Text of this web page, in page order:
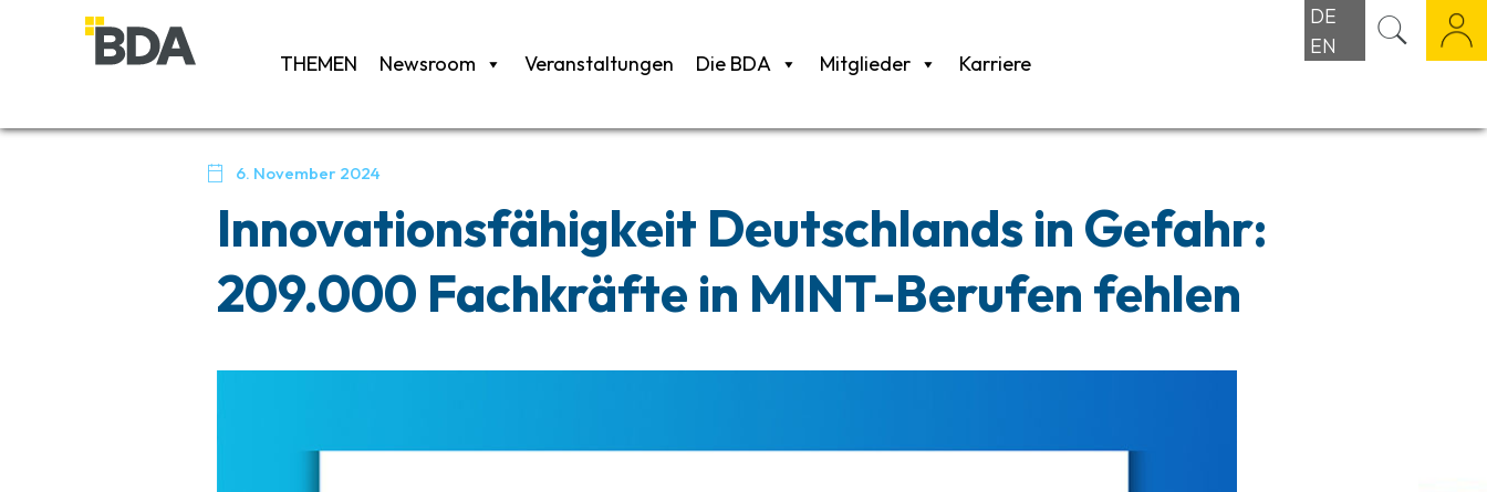
THEMEN Newsroom Veranstaltungen Die BDA Mitglieder Karriere
DE
EN
 6. November 2024
Innovationsfähigkeit Deutschlands in Gefahr:
209.000 Fachkräfte in MINT-Berufen fehlen